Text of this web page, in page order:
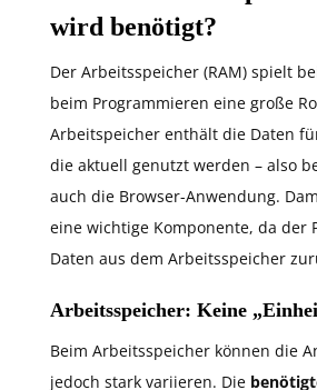
wird benötigt?
Der Arbeitsspeicher (RAM) spielt
beim Programmieren eine große
Arbeitspeicher enthält die Daten
die aktuell genutzt werden – also
auch die Browser-Anwendung.
eine wichtige Komponente, da der
Daten aus dem Arbeitsspeicher
Arbeitsspeicher: Keine
Beim Arbeitsspeicher können die
jedoch stark variieren. Die